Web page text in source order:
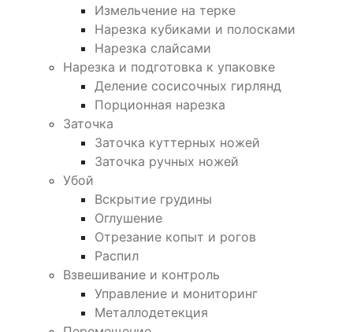
Измельчение на терке
Нарезка кубиками и полосками
Нарезка слайсами
Нарезка и подготовка к упаковке
Деление сосисочных гирлянд
Порционная нарезка
Заточка
Заточка куттерных ножей
Заточка ручных ножей
Убой
Вскрытие грудины
Оглушение
Отрезание копыт и рогов
Распил
Взвешивание и контроль
Управление и мониторинг
Металлодетекция